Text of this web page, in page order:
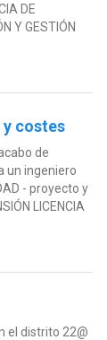
DE
Y GESTIÓN
y costes
de
un ingeniero
- proyecto y
LICENCIA
el distrito 22@